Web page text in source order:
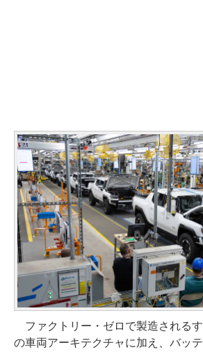
ファクトリー・ゼロで製造される
の車両アーキテクチャに加え、バッ